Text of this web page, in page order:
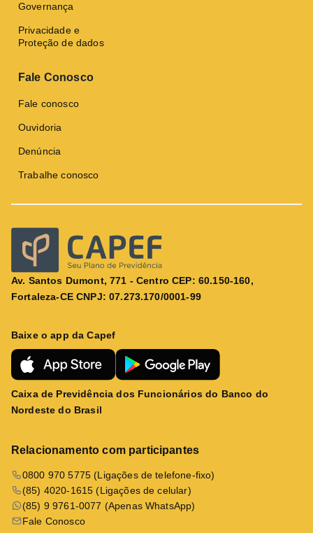
Governança
Privacidade e
Proteção de dados
Fale Conosco
Fale conosco
Ouvidoria
Denúncia
Trabalhe conosco
Av. Santos Dumont, 771 - Centro CEP: 60.150-160,
Fortaleza-CE CNPJ: 07.273.170/0001-99
Baixe o app da Capef
Caixa de Previdência dos Funcionários do Banco do
Nordeste do Brasil
Relacionamento com participantes
0800 970 5775 (Ligações de telefone-fixo)
(85) 4020-1615 (Ligações de celular)
(85) 9 9761-0077 (Apenas WhatsApp)
Fale Conosco